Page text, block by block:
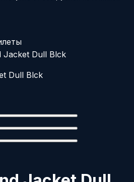
Jacket Dull Blck
Dull Blck